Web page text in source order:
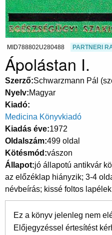
MID788802U280488 PARTNERI
Ápolástan I.
Szerző Schwarzmann Pál
Nyelv Magyar
Kiadó
Medicina Könyvkiadó
Kiadás éve 1972
Oldalszám 499 oldal
Kötésmód vászon
Állapot jó állapotú antikvár
az előzéklap hiányzik; 3-4
névbeírás; kissé foltos lapélek
Ez a könyv jelenleg nem
Előjegyzéssel értesítést